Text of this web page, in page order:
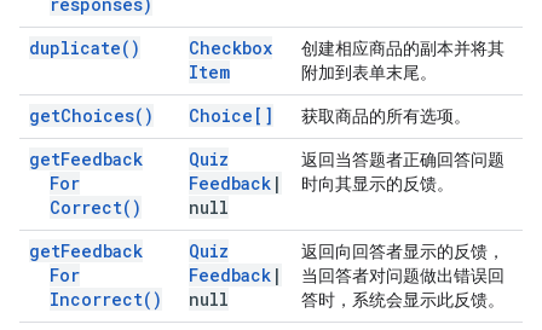
duplicate( )
Checkbox
Item
创建相应商品的副本并将其
附加到表单末尾。
getChoices( ) Choice[] 获取商品的所有选项。
getFeedback
For
Correct( )
Quiz
Feedback |
null
返回当答题者正确回答问题
时向其显示的反馈。
getFeedback
For
Incorrect( )
Quiz
Feedback |
null
返回向回答者显示的反馈，
当回答者对问题做出错误回
答时，系统会显示此反馈。